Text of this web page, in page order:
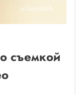
съемкой